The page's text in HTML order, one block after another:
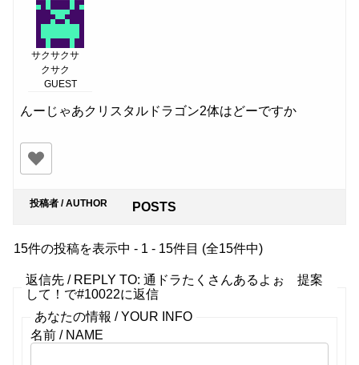
サクサクサ
クサク
GUEST
んーじゃあクリスタルドラゴン2体はどーですか
投稿者 / AUTHOR POSTS
15件の投稿を表示中 - 1 - 15件目 (全15件中)
返信先 / REPLY TO: 通ドラたくさんあるよぉ 提案
して！で#10022に返信
あなたの情報 / YOUR INFO
名前 / NAME